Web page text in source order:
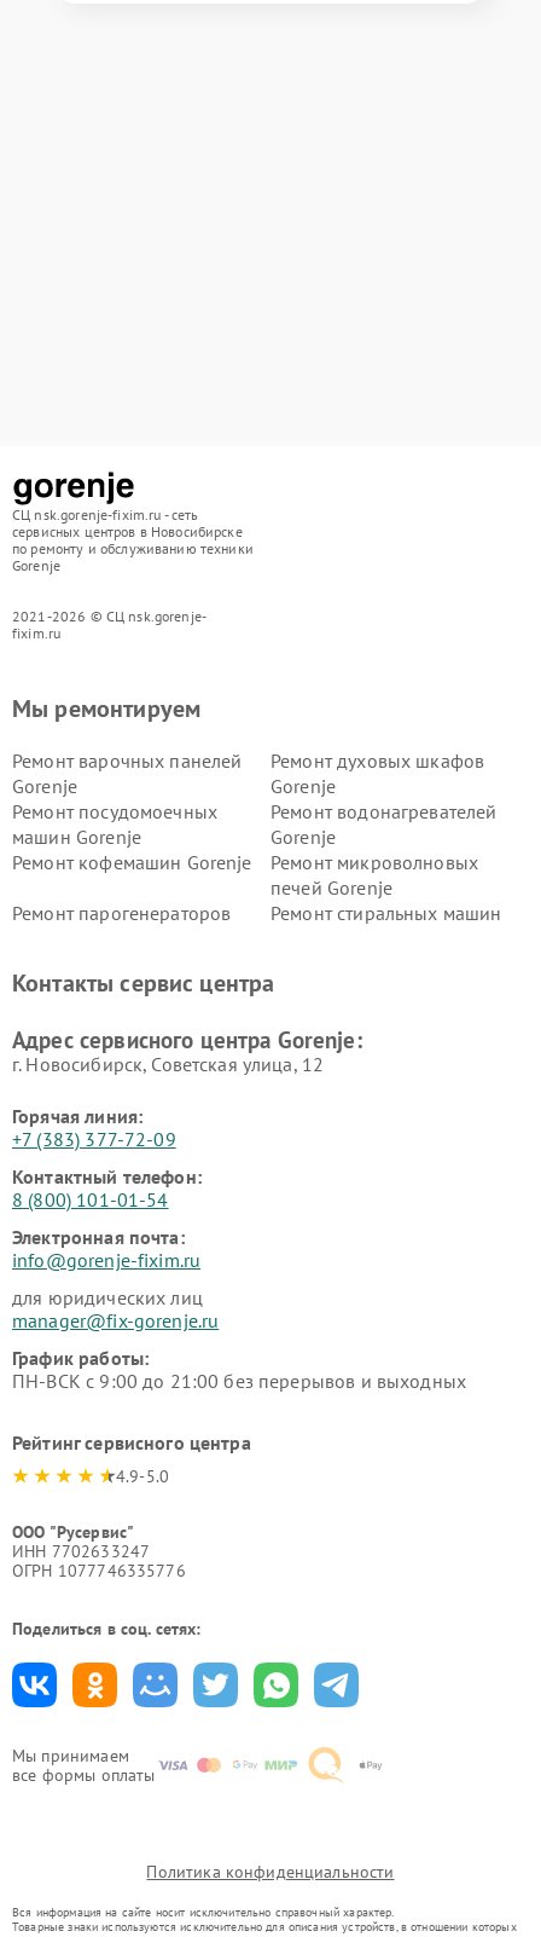
СЦ nsk.gorenje-fixim.ru - сеть
сервисных центров в Новосибирске
по ремонту и обслуживанию техники
Gorenje
2021-2026 © СЦ nsk.gorenje-
fixim.ru
Мы принимаем
все формы оплаты
Мы ремонтируем
Ремонт варочных панелей
Gorenje
Ремонт духовых шкафов
Gorenje
Ремонт посудомоечных
машин Gorenje
Ремонт водонагревателей
Gorenje
Ремонт кофемашин Gorenje
Ремонт микроволновых
печей Gorenje
Ремонт парогенераторов
Ремонт стиральных машин
Контакты сервис центра
Адрес сервисного центра Gorenje:
г. Новосибирск, Советская улица, 12
Горячая линия:
+7 (383) 377-72-09
Контактный телефон:
8 (800) 101-01-54
Электронная почта:
info@gorenje-fixim.ru
для юридических лиц
manager@fix-gorenje.ru
График работы:
ПН-ВСК с 9:00 до 21:00 без перерывов и выходных
Рейтинг сервисного центра
4.9-5.0
ООО "Русервис"
ИНН 7702633247
ОГРН 1077746335776
Поделиться в соц. сетях:
Политика конфиденциальности
Вся информация на сайте носит исключительно справочный характер.
Товарные знаки используются исключительно для описания устройств, в отношении которых